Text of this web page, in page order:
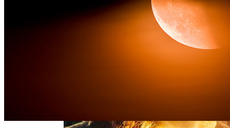
Как Учатся Разные Знаки Зодиака,
Какие У Них Способности И Мотивация